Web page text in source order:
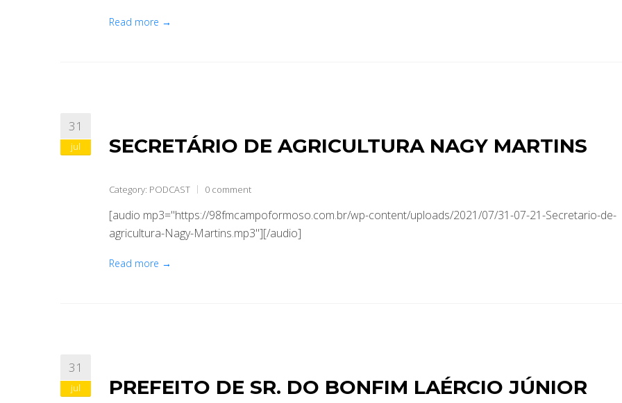
Read more →
31
jul SECRETÁRIO DE AGRICULTURA NAGY MARTINS
Category: PODCAST 0 comment
[audio mp3="https://98fmcampoformoso.com.br/wp-content/uploads/2021/07/31-07-21-Secretario-de-
agricultura-Nagy-Martins.mp3"][/audio]
Read more →
31
jul PREFEITO DE SR. DO BONFIM LAÉRCIO JÚNIOR